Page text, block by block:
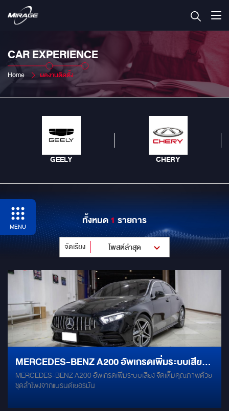
CAR EXPERIENCE
Home ผลงานติดตั้ง
GEELY CHERY
MENU ทั้งหมด1 รายการ
จัดเรียง โพสต์ล่าสุด
MERCEDES-BENZ A200 อัพเกรดเพิ่มระบบเสียง
จัดเต็มคุณภาพด้วยชุดลำโพงจากแบรนด์เยอรมัน
MERCEDES-BENZ A200 อัพเกรดเพิ่มระบบเสียง จัดเต็มคุณภาพด้วย
ชุดลำโพงจากแบรนด์เยอรมัน